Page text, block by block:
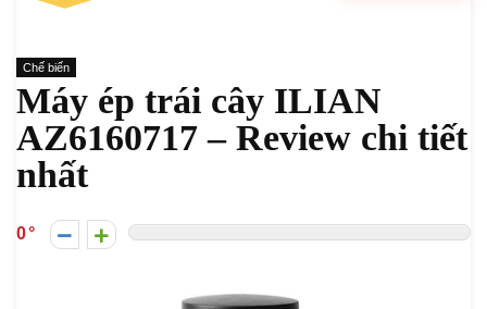
Chế biến
Máy ép trái cây ILIAN
AZ6160717 – Review chi tiết
nhất
0